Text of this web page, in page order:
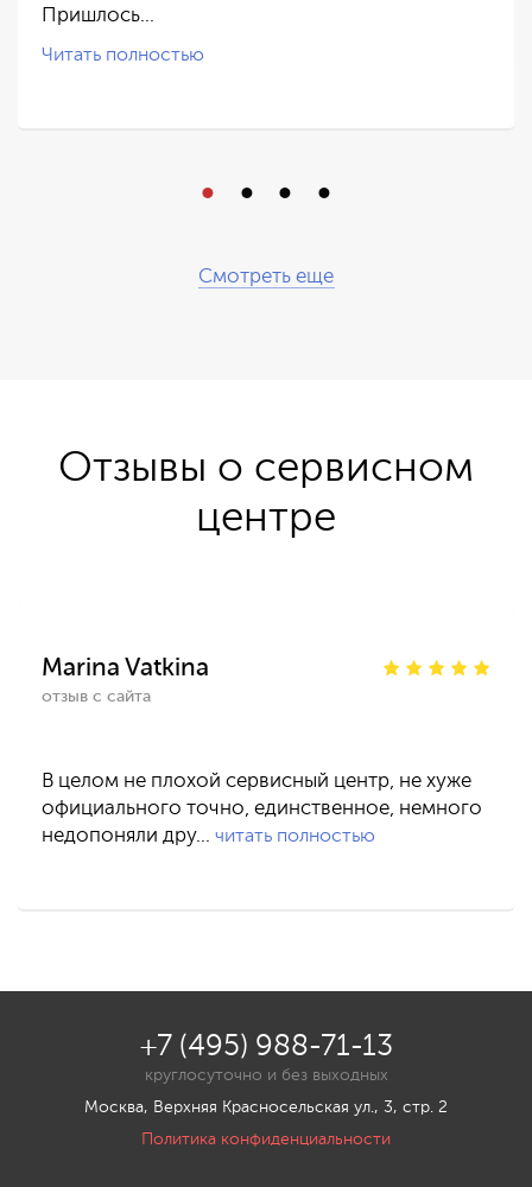
Пришлось…
Читать полностью
Смотреть еще
Отзывы о сервисном
центре
Marina Vatkina
отзыв с сайта
В целом не плохой сервисный центр, не хуже
официального точно, единственное, немного
недопоняли дру… читать полностью
+7 (495) 988-71-13
круглосуточно и без выходных
Москва, Верхняя Красносельская ул., 3, стр. 2
Политика конфиденциальности